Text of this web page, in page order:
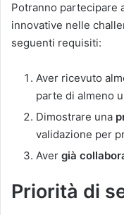
Potranno partecipare
innovative nelle
seguenti requisiti:
Aver ricevuto
parte di almeno
Dimostrare una
validazione per
Aver già
Priorità di